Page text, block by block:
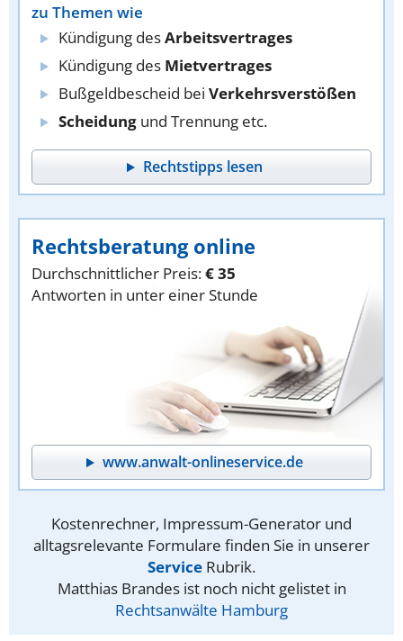
zu Themen wie
Kündigung desArbeitsvertrages
Kündigung des Mietvertrages
Bußgeldbescheid bei Verkehrsverstößen
Scheidung und Trennung etc.
Rechtstipps lesen
Rechtsberatung online
Durchschnittlicher Preis:€ 35
Antworten in unter einer Stunde
www.anwalt-onlineservice.de
Kostenrechner, Impressum-Generator und
alltagsrelevante Formulare finden Sie in unserer
Service Rubrik.
Matthias Brandes ist noch nicht gelistet in
Rechtsanwälte Hamburg